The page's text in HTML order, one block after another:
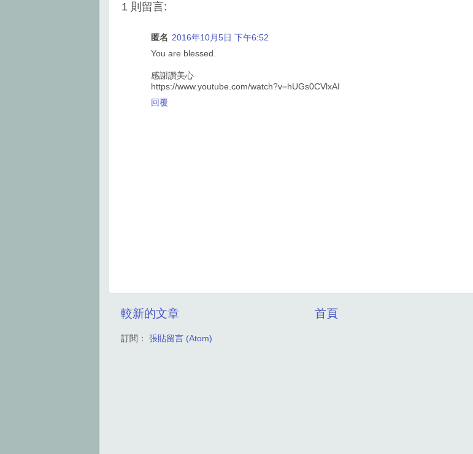
o
r
1 則留言:
匿名 2016年10月5日 下午6:52
You are blessed.
感謝讚美心
https://www.youtube.com/watch?v=hUGs0CVlxAI
回覆
較新的文章 首頁
訂閱： 張貼留言 (Atom)